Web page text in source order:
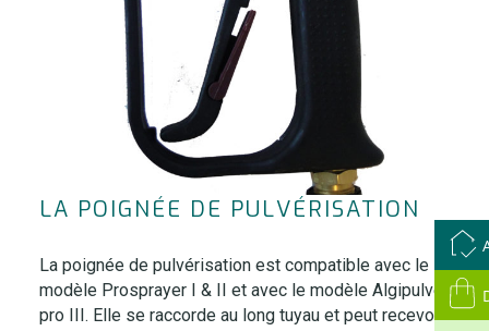
LA POIGNÉE DE PULVÉRISATION
La poignée de pulvérisation est compatible avec le
modèle Prosprayer I & II et avec le modèle Algipulvé
pro III. Elle se raccorde au long tuyau et peut recevoir